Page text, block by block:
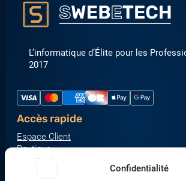
Confidentialité
L’informatique d’Élite pour les
2017
Accès rapide
Espace Client
Boutique
À propos
Nous contacter